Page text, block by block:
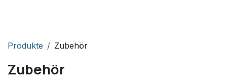
Produkte Zubehör
Zubehör